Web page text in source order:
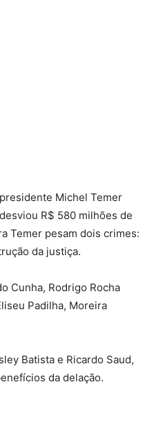
Michel Temer
R$ 580 milhões de
Temer pesam dois crimes:
da justiça.
Cunha, Rodrigo Rocha
Padilha, Moreira
Batista e Ricardo Saud,
da delação.